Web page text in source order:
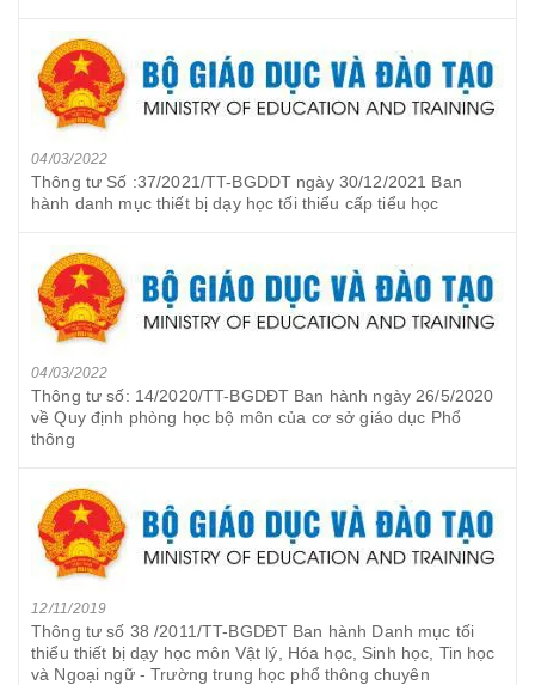
04/03/2022
Thông tư Số :37/2021/TT-BGDDT ngày 30/12/2021 Ban
hành danh mục thiết bị dạy học tối thiểu cấp tiểu học
04/03/2022
Thông tư số: 14/2020/TT-BGDĐT Ban hành ngày 26/5/2020
về Quy định phòng học bộ môn của cơ sở giáo dục Phổ
thông
12/11/2019
Thông tư số 38 /2011/TT-BGDĐT Ban hành Danh mục tối
thiểu thiết bị dạy học môn Vật lý, Hóa học, Sinh học, Tin học
và Ngoại ngữ - Trường trung học phổ thông chuyên